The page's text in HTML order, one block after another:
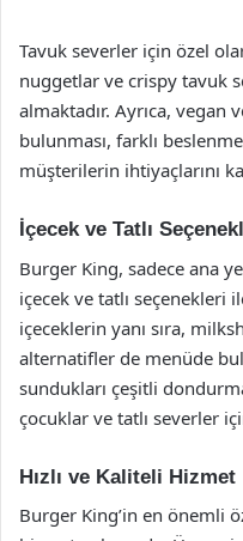
Tavuk severler için özel
nuggetlar ve crispy tavuk
almaktadır. Ayrıca, vegan
bulunması, farklı
müşterilerin ihtiyaçlarını
İçecek ve Tatlı
Burger King, sadece ana
içecek ve tatlı seçenekleri
içeceklerin yanı sıra,
alternatifler de menüde
sundukları çeşitli
çocuklar ve tatlı severler
Hızlı ve Kaliteli Hizmet
Burger King’in en önemli